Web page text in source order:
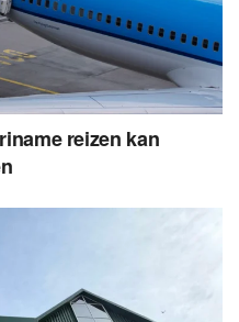
reizen kan